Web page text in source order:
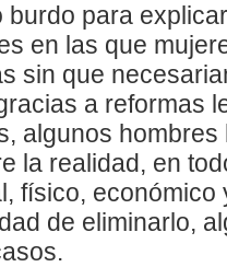
burdo para
en las que
sin que
a reformas
algunos
la realidad, en
físico, económico
de eliminarlo,